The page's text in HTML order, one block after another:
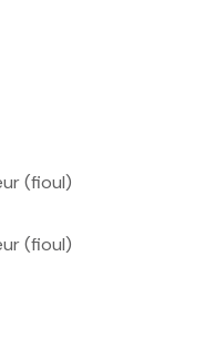
(fioul)
(fioul)